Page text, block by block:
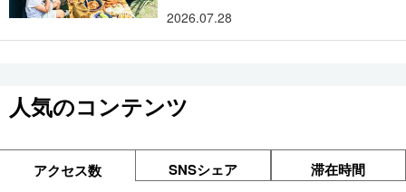
2026.07.28
人気のコンテンツ
アクセス数 SNSシェア 滞在時間